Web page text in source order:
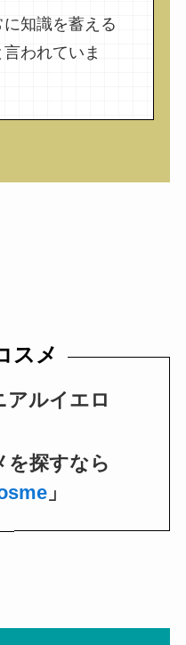
知識を蓄える
われていま
スメ
アルイエロ
を探すなら
」